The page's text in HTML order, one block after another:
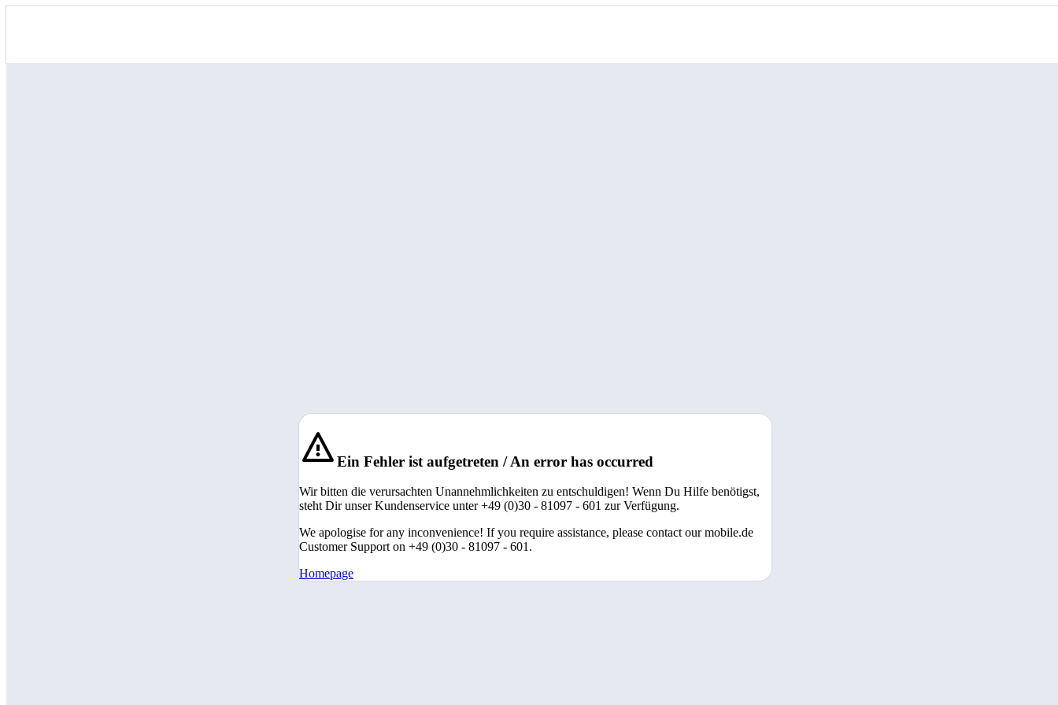
Ein Fehler ist aufgetreten / An error has occurred
Wir bitten die verursachten Unannehmlichkeiten zu entschuldigen! Wenn Du Hilfe benötigst,
steht Dir unser Kundenservice unter +49 (0)30 - 81097 - 601 zur Verfügung.
We apologise for any inconvenience! If you require assistance, please contact our mobile.de
Customer Support on +49 (0)30 - 81097 - 601.
Homepage